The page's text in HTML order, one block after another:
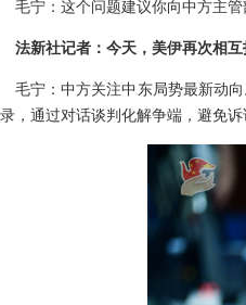
毛宁：这个问题建议你向中方主管
法新社记者：今天，美伊再次相
毛宁：中方关注中东局势最新动
，通过对话谈判化解争端，避免诉